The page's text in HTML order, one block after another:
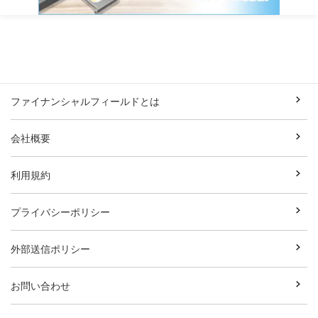
ファイナンシャルフィールドとは
会社概要
利用規約
プライバシーポリシー
外部送信ポリシー
お問い合わせ